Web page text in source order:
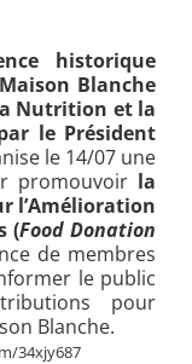
historique
Blanche
Nutrition et la
le Président
le 14/07 une
promouvoir la
l’Amélioration
(Food Donation
de membres
le public
pour
Blanche.
34xjy687